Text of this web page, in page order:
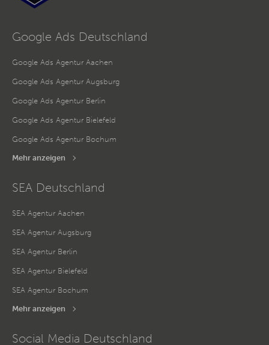
Google Ads Deutschland
Google Ads Agentur Aachen
Google Ads Agentur Augsburg
Google Ads Agentur Berlin
Google Ads Agentur Bielefeld
Google Ads Agentur Bochum
Mehr anzeigen
SEA Deutschland
SEA Agentur Aachen
SEA Agentur Augsburg
SEA Agentur Berlin
SEA Agentur Bielefeld
SEA Agentur Bochum
Mehr anzeigen
Social Media Deutschland